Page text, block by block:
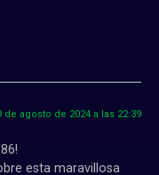
de agosto de 2024 a las 22:39
esta maravillosa